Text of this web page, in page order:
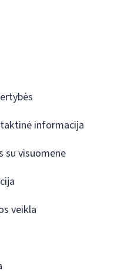
informacija
su visuomene
veikla